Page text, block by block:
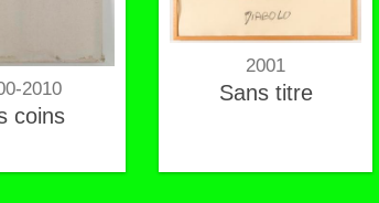
2010
coins
2001
Sans titre